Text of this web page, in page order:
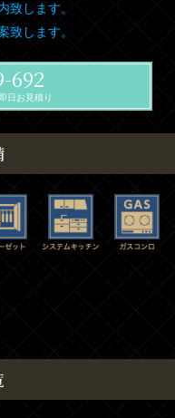
致します。
致します。
692
日お見積り